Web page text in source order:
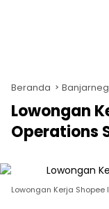
Beranda
Lowongan
Operations
Lowongan Kerja Shopee